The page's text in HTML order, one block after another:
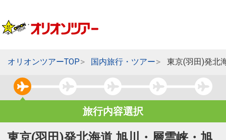
オリオンツアーTOP 国内旅行・ツアー 東京(羽田)発北
旅行内容選択